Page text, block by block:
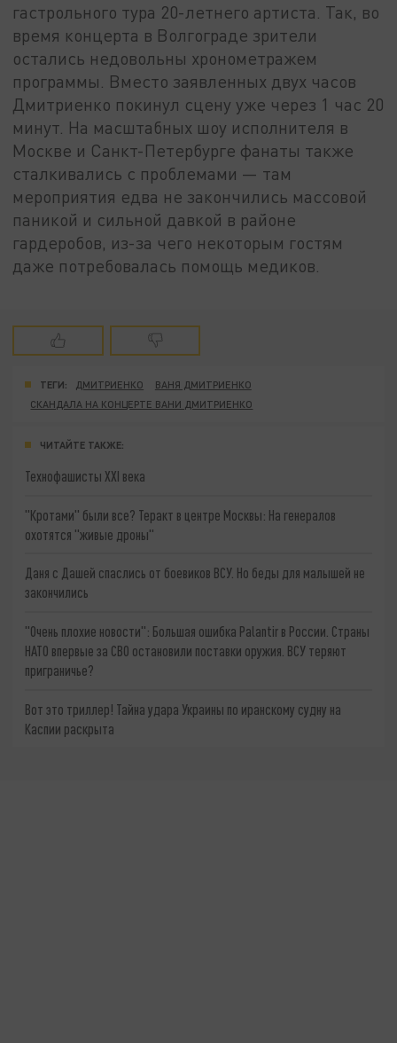
гастрольного тура 20-летнего артиста. Так, во
время концерта в Волгограде зрители
остались недовольны хронометражем
программы. Вместо заявленных двух часов
Дмитриенко покинул сцену уже через 1 час 20
минут. На масштабных шоу исполнителя в
Москве и Санкт-Петербурге фанаты также
сталкивались с проблемами — там
мероприятия едва не закончились массовой
паникой и сильной давкой в районе
гардеробов, из-за чего некоторым гостям
даже потребовалась помощь медиков.
ТЕГИ: ДМИТРИЕНКО
ВАНЯ ДМИТРИЕНКО
СКАНДАЛА НА КОНЦЕРТЕ ВАНИ ДМИТРИЕНКО
ЧИТАЙТЕ ТАКЖЕ:
Технофашисты XXI века
"Кротами" были все? Теракт в центре Москвы: На генералов
охотятся "живые дроны"
Даня с Дашей спаслись от боевиков ВСУ. Но беды для малышей не
закончились
"Очень плохие новости": Большая ошибка Palantir в России. Страны
НАТО впервые за СВО остановили поставки оружия. ВСУ теряют
приграничье?
Вот это триллер! Тайна удара Украины по иранскому судну на
Каспии раскрыта